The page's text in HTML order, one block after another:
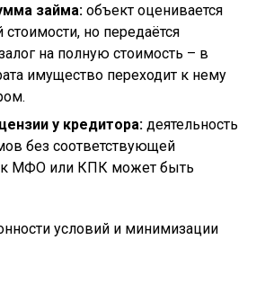
займа: объект оценивается
но передаётся
на полную стоимость – в
имущество переходит к нему
у кредитора: деятельность
без соответствующей
МФО или КПК может быть
условий и минимизации